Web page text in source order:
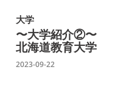
大学
〜大学紹介②〜
北海道教育大学
2023-09-22